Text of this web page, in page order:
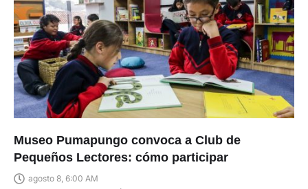
Museo Pumapungo convoca a Club de
Pequeños Lectores: cómo participar
agosto 8, 6:00 AM